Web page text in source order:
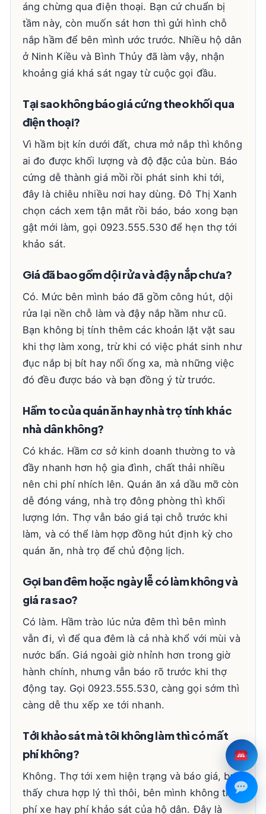
áng chừng qua điện thoại. Bạn cứ chuẩn bị
tầm này, còn muốn sát hơn thì gửi hình chỗ
nắp hầm để bên mình ước trước. Nhiều hộ dân
ở Ninh Kiều và Bình Thủy đã làm vậy, nhận
khoảng giá khá sát ngay từ cuộc gọi đầu.
Tại sao không báo giá cứng theo khối qua
điện thoại?
Vì hầm bịt kín dưới đất, chưa mở nắp thì không
ai đo được khối lượng và độ đặc của bùn. Báo
cứng dễ thành giá mồi rồi phát sinh khi tới,
đây là chiêu nhiều nơi hay dùng. Đô Thị Xanh
chọn cách xem tận mắt rồi báo, báo xong bạn
gật mới làm, gọi 0923.555.530 để hẹn thợ tới
khảo sát.
Giá đã bao gồm dội rửa và đậy nắp chưa?
Có. Mức bên mình báo đã gồm công hút, dội
rửa lại nền chỗ làm và đậy nắp hầm như cũ.
Bạn không bị tính thêm các khoản lặt vặt sau
khi thợ làm xong, trừ khi có việc phát sinh như
đục nắp bị bít hay nối ống xa, mà những việc
đó đều được báo và bạn đồng ý từ trước.
Hầm to của quán ăn hay nhà trọ tính khác
nhà dân không?
Có khác. Hầm cơ sở kinh doanh thường to và
đầy nhanh hơn hộ gia đình, chất thải nhiều
nên chi phí nhích lên. Quán ăn xả dầu mỡ còn
dễ đóng váng, nhà trọ đông phòng thì khối
lượng lớn. Thợ vẫn báo giá tại chỗ trước khi
làm, và có thể làm hợp đồng hút định kỳ cho
quán ăn, nhà trọ để chủ động lịch.
Gọi ban đêm hoặc ngày lễ có làm không và
giá ra sao?
Có làm. Hầm trào lúc nửa đêm thì bên mình
vẫn đi, vì để qua đêm là cả nhà khổ với mùi và
nước bẩn. Giá ngoài giờ nhỉnh hơn trong giờ
hành chính, nhưng vẫn báo rõ trước khi thợ
động tay. Gọi 0923.555.530, càng gọi sớm thì
càng dễ thu xếp xe tới nhanh.
Tới khảo sát mà tôi không làm thì có mất
phí không?
Không. Thợ tới xem hiện trạng và báo giá, bạn
thấy chưa hợp lý thì thôi, bên mình không thu
phí xe hay phí khảo sát của hộ dân. Đây là